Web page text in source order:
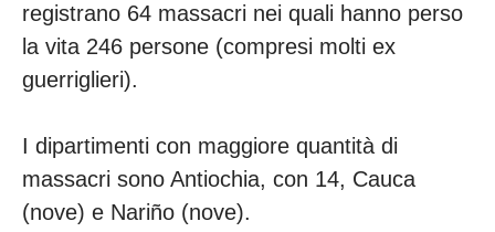
registrano 64 massacri nei quali hanno perso
la vita 246 persone (compresi molti ex
guerriglieri).
I dipartimenti con maggiore quantità di
massacri sono Antiochia, con 14, Cauca
(nove) e Nariño (nove).